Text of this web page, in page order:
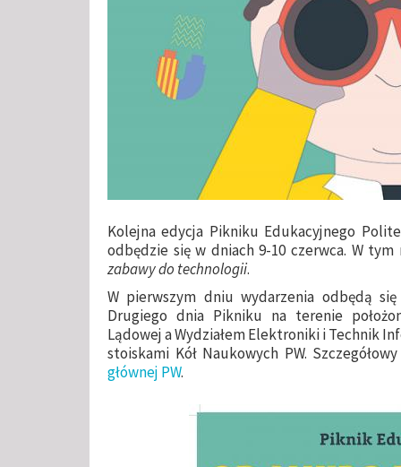
Kolejna edycja Pikniku Edukacyjnego
odbędzie się w dniach 9-10 czerwca. W
zabawy do technologii.
W pierwszym dniu wydarzenia odbędą
Drugiego dnia Pikniku na terenie
Lądowej a Wydziałem Elektroniki i Technik
stoiskami Kół Naukowych PW.
głównej PW.